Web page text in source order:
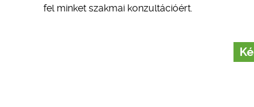
fel minket szakmai konzultációért.